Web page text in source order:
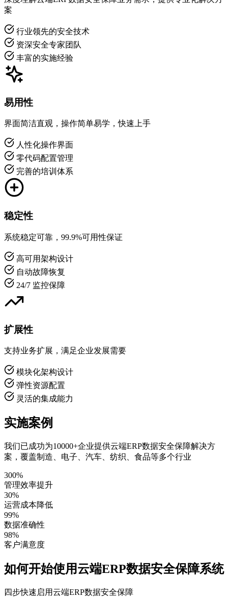
案
行业领先的安全技术
资深安全专家团队
丰富的实施经验
易用性
界面简洁直观，操作简单易学，快速上手
人性化操作界面
零代码配置管理
完善的培训体系
稳定性
系统稳定可靠，99.9%可用性保证
高可用架构设计
自动故障恢复
24/7 监控保障
扩展性
支持业务扩展，满足企业发展需要
模块化架构设计
弹性资源配置
灵活的集成能力
实施案例
我们已成功为10000+企业提供云端ERP数据安全保障解决方
案，覆盖制造、电子、汽车、纺织、食品等多个行业
300%
管理效率提升
30%
运营成本降低
99%
数据准确性
98%
客户满意度
如何开始使用云端ERP数据安全保障系统
四步快速启用云端ERP数据安全保障